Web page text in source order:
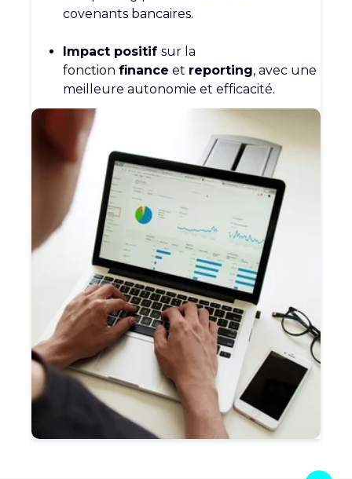
covenants bancaires.
Impact positif sur la
fonction finance et reporting, avec une
meilleure autonomie et efficacité.